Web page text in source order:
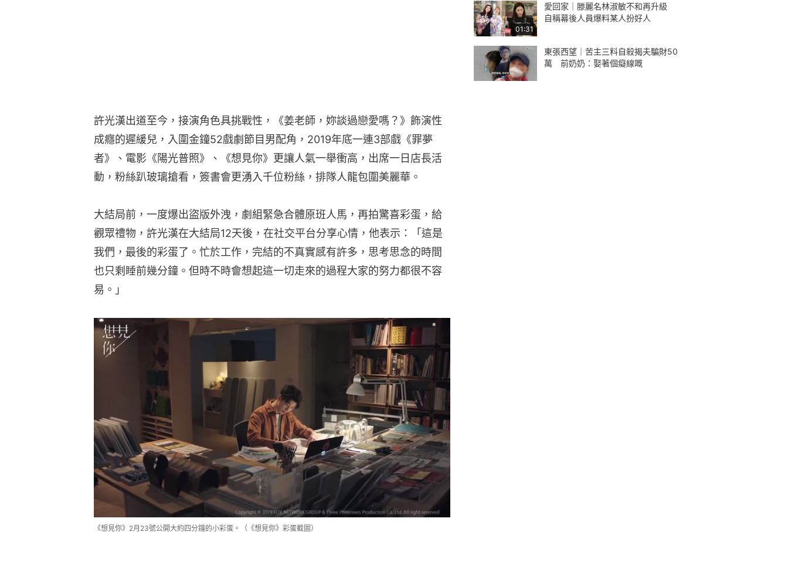
許光漢出道至今，接演角色具挑戰性，《姜老師，妳談過戀愛嗎？》飾演性
成癮的遲緩兒，入圍金鐘52戲劇節目男配角，2019年底一連3部戲《罪夢
者》、電影《陽光普照》、《想見你》更讓人氣一舉衝高，出席一日店長活
動，粉絲趴玻璃搶看，簽書會更湧入千位粉絲，排隊人龍包圍美麗華。
大結局前，一度爆出盜版外洩，劇組緊急合體原班人馬，再拍驚喜彩蛋，給
觀眾禮物，許光漢在大結局12天後，在社交平台分享心情，他表示：「這是
我們，最後的彩蛋了。忙於工作，完結的不真實感有許多，思考思念的時間
也只剩睡前幾分鐘。但時不時會想起這一切走來的過程大家的努力都很不容
易。」
《想見你》2月23號公開大約四分鐘的小彩蛋。（《想見你》彩蛋截圖）
01:31
愛回家｜滕麗名林淑敏不和再升級
自稱幕後人員爆料某人扮好人
東張西望｜苦主三料自殺揭夫騙財50
萬 前奶奶：娶著個癡線嘅